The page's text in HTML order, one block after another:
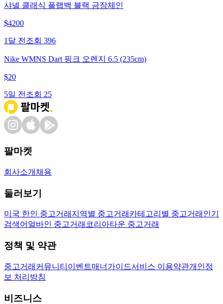
샤넬 클래식 플랩백 블랙 금장체인
$4200
1달 전 조회 396
Nike WMNS Dart 핑크 오렌지 6.5 (235cm)
$20
5일 전 조회 25
팔마켓
회사소개 채용
둘러보기
미국 한인 중고거래 지역별 중고거래 카테고리별 중고거래 인기
검색어 얼바인 중고거래 코리아타운 중고거래
정책 및 약관
중고거래 커뮤니티 이벤트매너가이드서비스 이용약관개인정
보 처리방침
비즈니스